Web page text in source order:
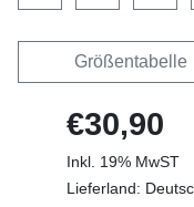
Größentabelle
€30,90
Inkl. 19% MwST
Lieferland: